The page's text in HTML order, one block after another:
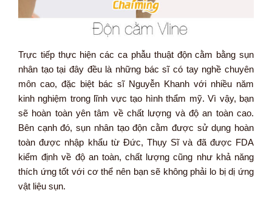
Trực tiếp thực hiện các ca phẫu thuật độn cằm bằng sụn
nhân tạo tại đây đều là những bác sĩ có tay nghề chuyên
môn cao, đặc biệt bác sĩ Nguyễn Khanh với nhiều năm
kinh nghiệm trong lĩnh vực tạo hình thẩm mỹ. Vì vậy, bạn
sẽ hoàn toàn yên tâm về chất lượng và độ an toàn cao.
Bên cạnh đó, sụn nhân tạo độn cằm được sử dụng hoàn
toàn được nhập khẩu từ Đức, Thụy Sĩ và đã được FDA
kiểm định về độ an toàn, chất lượng cũng như khả năng
thích ứng tốt với cơ thể nên bạn sẽ không phải lo bị dị ứng
vật liệu sụn.